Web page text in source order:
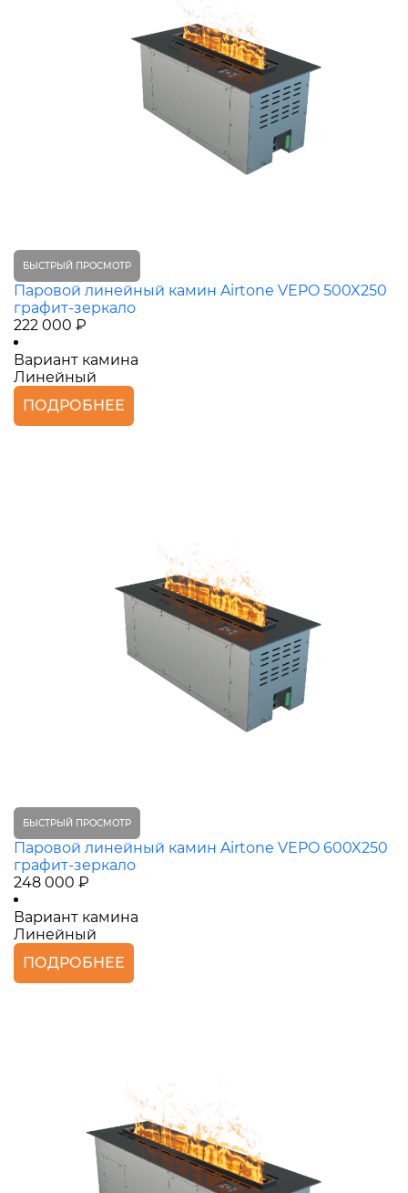
БЫСТРЫЙ ПРОСМОТР
Паровой линейный камин Airtone VEPO 500X250
графит-зеркало
222 000 ₽
Вариант камина
Линейный
ПОДРОБНЕЕ
БЫСТРЫЙ ПРОСМОТР
Паровой линейный камин Airtone VEPO 600X250
графит-зеркало
248 000 ₽
Вариант камина
Линейный
ПОДРОБНЕЕ